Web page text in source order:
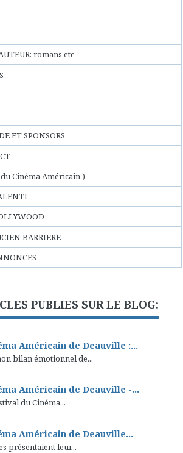
romans etc
ET SPONSORS
du Cinéma Américain )
BARRIERE
PUBLIES SUR LE BLOG:
Américain de Deauville :...
bilan émotionnel de...
Américain de Deauville -...
du Cinéma...
Américain de Deauville...
présentaient leur...